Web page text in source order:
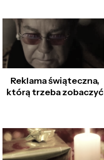
Reklama świąteczna,
którą trzeba zobaczyć